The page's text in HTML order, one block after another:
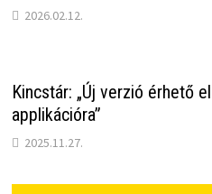
2026.02.12.
Kincstár: „Új verzió érhető
applikációra”
2025.11.27.